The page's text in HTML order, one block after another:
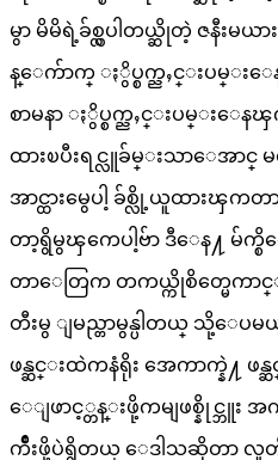
မွာ မိမိရဲ့ခ်စ္လွပါတယ္ဆိုတဲ့ ဇနီး
န္ေက်ာက္ ႏွိပ္စက္ညႇင္းပမ္း
စာမနာ ႏွိပ္စက္ညႇင္းပမ္းေ
ထားၿပီးရင္လူခ်မ္းသာေအာင္ မ
အာင္ထားမွေပါ့ ခ်စ္လို့ယူထားၾ
တာ့ရွိမွၾကေပါ့ဗ်ာ ဒီေန႔ မ်က္
တာေတြက တကယ္ကိုစိတ္မေကာင္
တီးမွ ျမည္တာမွန္ပါတယ္ သို့ေပ
ဖန္ဆင္းထဲကနံရိုး အေကာက္နဲ႔ ဖန္
ေျဖာင့္တန္းဖို့ကမျဖစ္နိုင္ဘူး
က်ိဳးဖို့ပဲရွိတယ္ ေဒါသဆိုတာ လူ